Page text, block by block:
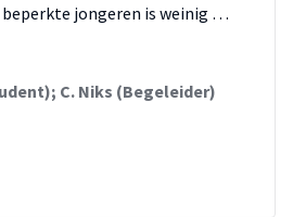
jongeren is weinig …
C. Niks (Begeleider)